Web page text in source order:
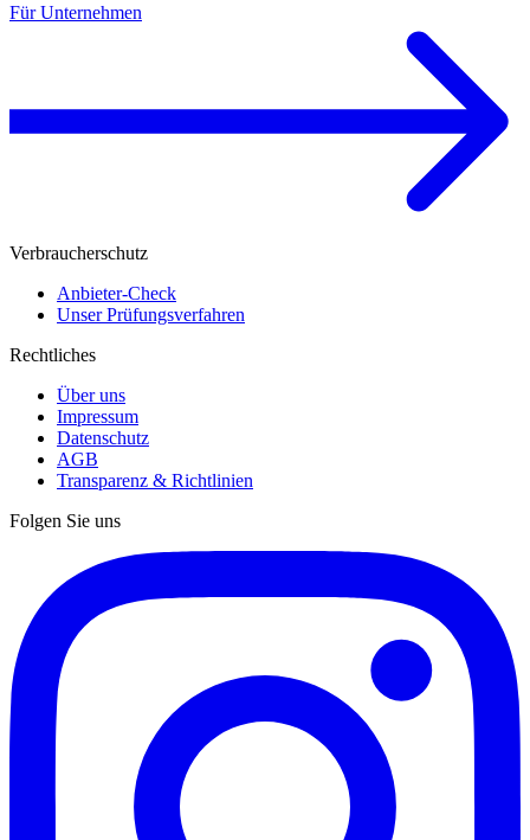
Für Unternehmen
Verbraucherschutz
Anbieter-Check
Unser Prüfungsverfahren
Rechtliches
Über uns
Impressum
Datenschutz
AGB
Transparenz & Richtlinien
Folgen Sie uns